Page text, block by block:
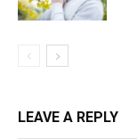
LEAVE A REPLY